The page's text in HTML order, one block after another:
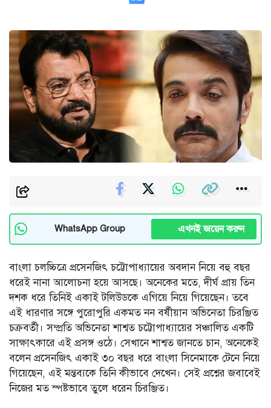
WhatsApp Group এখনই জয়েন করুন
বাংলা চলচ্চিত্রে প্রসেনজিৎ চট্টোপাধ্যায়ের অবদান নিয়ে বহু বছর
ধরেই নানা আলোচনা হয়ে আসছে। অনেকের মতে, দীর্ঘ প্রায় তিন
দশক ধরে তিনিই একাই টলিউডকে এগিয়ে নিয়ে গিয়েছেন। তবে
এই ধারণার সঙ্গে পুরোপুরি একমত নন বর্ষীয়ান অভিনেতা চিরঞ্জিত
চক্রবর্তী। সম্প্রতি অভিনেতা শাশ্বত চট্টোপাধ্যায়ের সঞ্চালিত একটি
সাক্ষাৎকারে এই প্রসঙ্গ ওঠে। সেখানে শাশ্বত জানতে চান, অনেকেই
বলেন প্রসেনজিৎ একাই ৩০ বছর ধরে বাংলা সিনেমাকে টেনে নিয়ে
গিয়েছেন, এই মন্তব্যকে তিনি কীভাবে দেখেন। সেই প্রশ্নের জবাবেই
নিজের মত স্পষ্টভাবে তুলে ধরেন চিরঞ্জিত।